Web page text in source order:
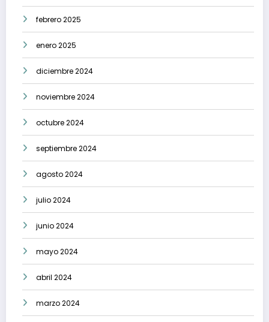
febrero 2025
enero 2025
diciembre 2024
noviembre 2024
octubre 2024
septiembre 2024
agosto 2024
julio 2024
junio 2024
mayo 2024
abril 2024
marzo 2024